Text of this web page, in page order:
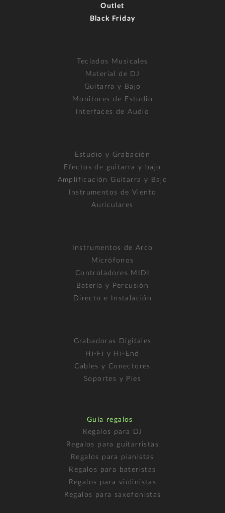
Outlet
Black Friday
Teclados Musicales
Material de DJ
Guitarra y Bajo
Monitores de Estudio
Interfaces de Audio
Estudio y Grabación
Efectos de guitarra y bajo
Amplificación Guitarra y Bajo
Instrumentos de Viento
Auriculares
Instrumentos de Arco
Micrófonos
Controladores MIDI
Batería y Percusión
Directo e Instalación
Grabadoras Digitales
Hi-Fi y Hi-End
Cables y Conectores
Soportes y Pies
Guía regalos
Regalos para DJ
Regalos para guitarristas
Regalos para pianistas
Regalos para bateristas
Regalos para violinistas
Regalos para saxofonistas